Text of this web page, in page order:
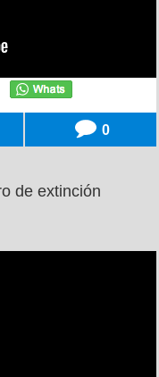
0
de extinción